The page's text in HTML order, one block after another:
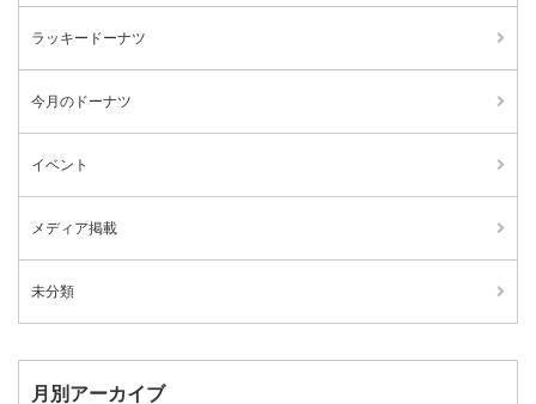
ラッキードーナツ
今月のドーナツ
イベント
メディア掲載
未分類
月別アーカイブ